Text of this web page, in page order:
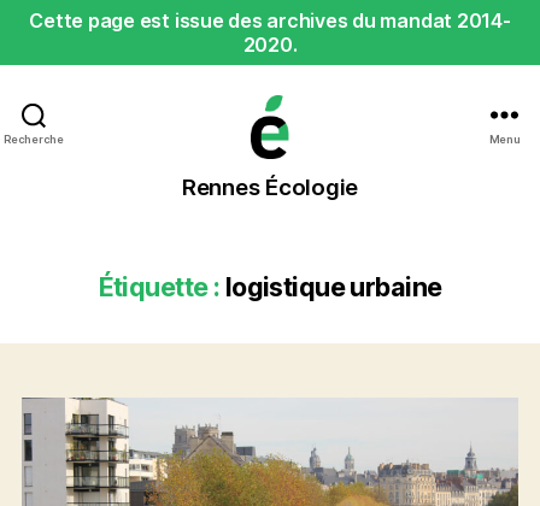
Cette page est issue des archives du mandat 2014-
2020.
Recherche
Rennes
Écologie
Rennes Écologie
Menu
Étiquette : logistique urbaine